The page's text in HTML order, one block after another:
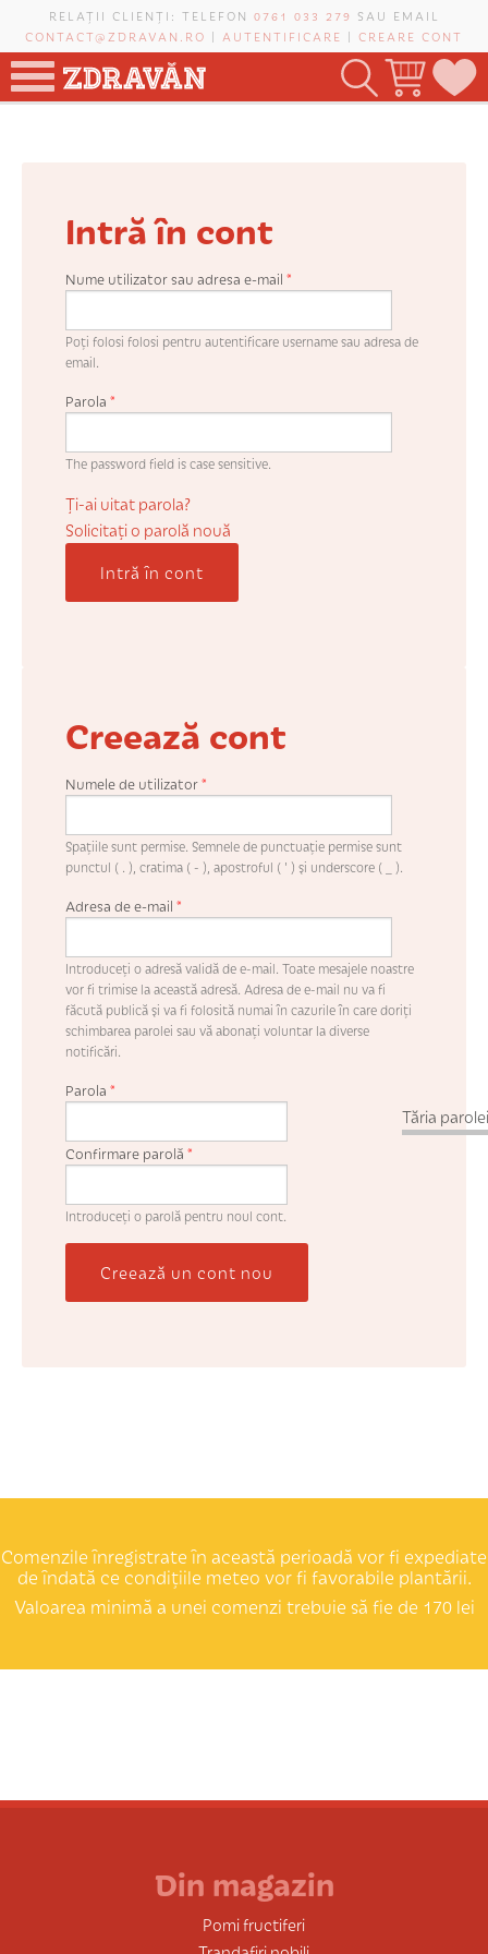
Mergi la conţinutul principal
RELAȚII CLIENȚI: TELEFON 0761 033 279 SAU EMAIL
CONTACT@ZDRAVAN.RO | AUTENTIFICARE | CREARE CONT
VIȚĂ-DE-VIE
Intră în cont
Nume utilizator sau adresa e-mail *
Poți folosi folosi pentru autentificare username sau adresa de
email.
Parola *
The password field is case sensitive.
Ți-ai uitat parola?
Solicitaţi o parolă nouă
Intră în cont
Creează cont
Numele de utilizator*
Spaţiile sunt permise. Semnele de punctuaţie permise sunt
punctul ( . ), cratima ( - ), apostroful ( ' ) şi underscore ( _ ).
Adresa de e-mail *
Introduceţi o adresă validă de e-mail. Toate mesajele noastre
vor fi trimise la această adresă. Adresa de e-mail nu va fi
făcută publică şi va fi folosită numai în cazurile în care doriţi
schimbarea parolei sau vă abonaţi voluntar la diverse
notificări.
Tăria
Parola *
Confirmare parolă *
Introduceţi o parolă pentru noul cont.
Creează un cont nou
Comenzile înregistrate în această perioadă vor fi expediate
de îndată ce condițiile meteo vor fi favorabile plantării.
Valoarea minimă a unei comenzi trebuie să fie de 170 lei
Din magazin
Pomi fructiferi